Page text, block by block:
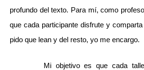
profundo del texto. Para mí, como
que cada participante disfrute y
pido que lean y del resto, yo me encargo.
Mi objetivo es que cada